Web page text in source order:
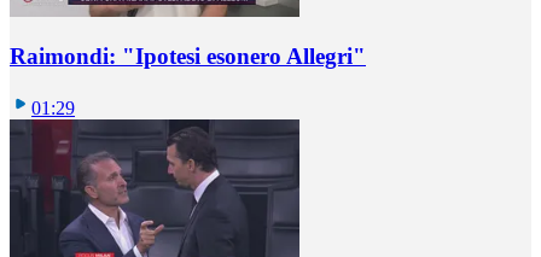
Raimondi: "Ipotesi esonero Allegri"
01:29